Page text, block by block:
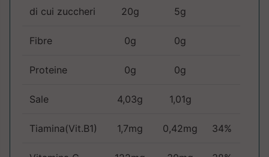
di cui zuccheri 20g 5g
Fibre 0g 0g
Proteine 0g 0g
Sale 4,03g 1,01g
Tiamina(Vit.B1) 1,7mg 0,42mg 34%